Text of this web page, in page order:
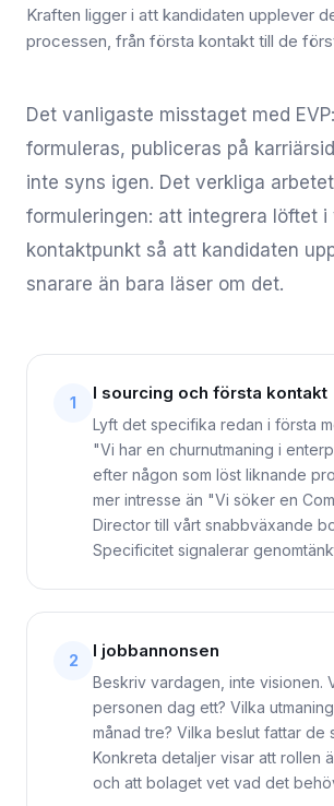
Kraften ligger i att kandidaten upplever
processen, från första kontakt till de
Det vanligaste misstaget med
formuleras, publiceras på
inte syns igen. Det verkliga
formuleringen: att integrera löftet i
kontaktpunkt så att kandidaten
snarare än bara läser om det.
1 I sourcing och första kontakt
Lyft det specifika redan i första
"Vi har en churnutmaning i
efter någon som löst liknande
mer intresse än "Vi söker en
Director till vårt snabbväxande
Specificitet signalerar
2 I jobbannonsen
Beskriv vardagen, inte visionen.
personen dag ett? Vilka
månad tre? Vilka beslut fattar de
Konkreta detaljer visar att rollen
och att bolaget vet vad det